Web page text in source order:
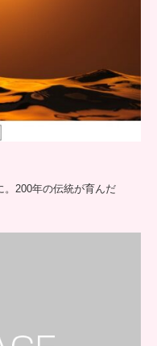
。200年の伝統が育んだ